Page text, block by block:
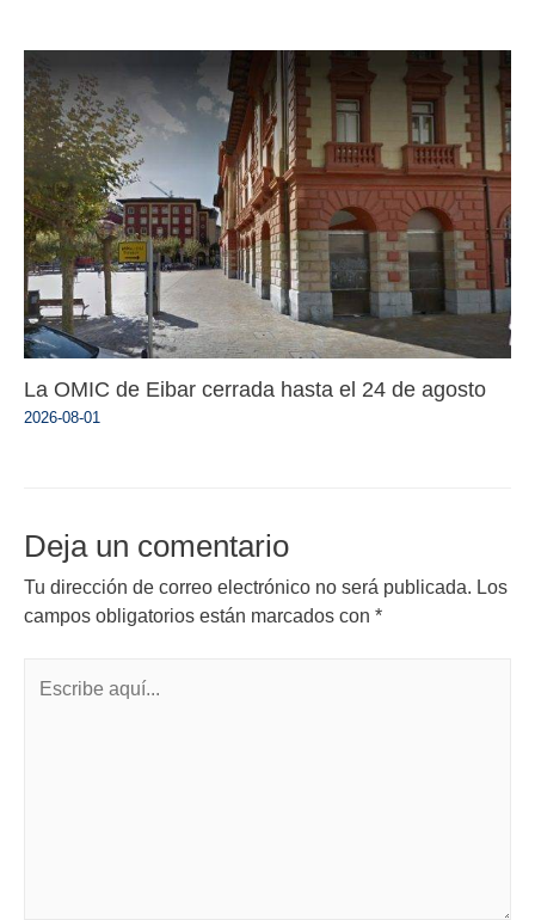
La OMIC de Eibar cerrada hasta el 24 de agosto
2026-08-01
Deja un comentario
Tu dirección de correo electrónico no será publicada. Los
campos obligatorios están marcados con *